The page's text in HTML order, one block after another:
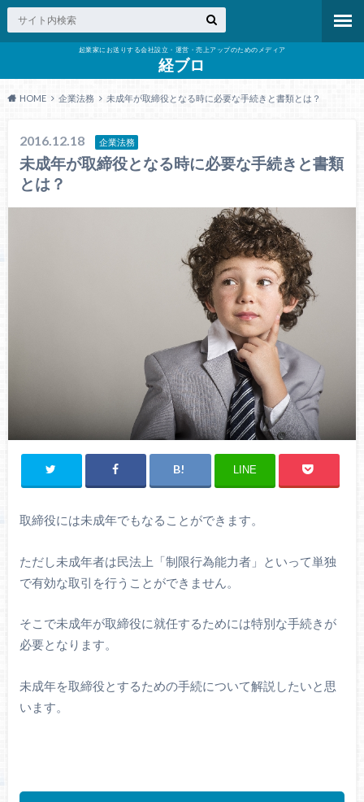
起業家にお送りする会社設立・運営・売上アップのためのメディア
経ブロ
HOME 企業法務 未成年が取締役となる時に必要な手続きと書類とは？
2016.12.18 企業法務
未成年が取締役となる時に必要な手続きと書類
とは？
LINE
取締役には未成年でもなることができます。
ただし未成年者は民法上「制限行為能力者」といって単独
で有効な取引を行うことができません。
そこで未成年が取締役に就任するためには特別な手続きが
必要となります。
未成年を取締役とするための手続について解説したいと思
います。